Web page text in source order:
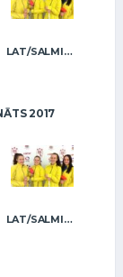
LAT/SALMIŅA
2017
LAT/SALMIŅA